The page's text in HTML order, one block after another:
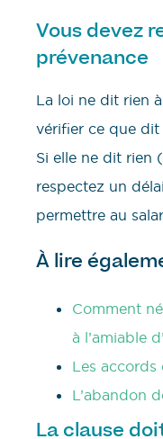
Vous devez
prévenance
La loi ne dit rien
vérifier ce que
Si elle ne dit rien (
respectez un
permettre au
À lire
Comment
à l’amiable
Les accords
L’abandon
La clause